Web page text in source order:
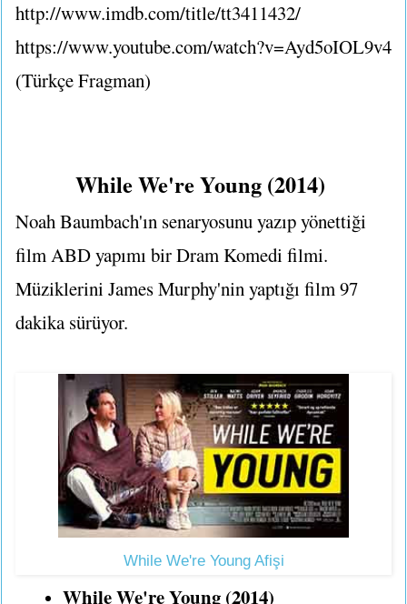
http://www.imdb.com/title/tt3411432/
https://www.youtube.com/watch?v=Ayd5oIOL9v4
(Türkçe Fragman)
While We're Young (2014)
Noah Baumbach'ın senaryosunu yazıp yönettiği
film ABD yapımı bir Dram Komedi filmi.
Müziklerini James Murphy'nin yaptığı film 97
dakika sürüyor.
While We're Young Afişi
While We're Young (2014)